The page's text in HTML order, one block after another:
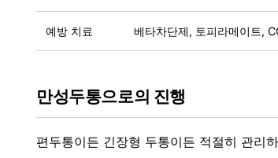
예방 치료 베타차단제, 토피라메이트,
만성두통으로의 진행
편두통이든 긴장형 두통이든 적절히 관리